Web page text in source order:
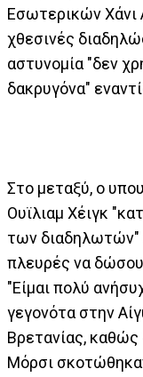
Εσωτερικών Χάνι
χθεσινές
αστυνομία "δεν
δακρυγόνα"
Στο μεταξύ, ο
Ουϊλιαμ Χέιγκ
των διαδηλωτών"
πλευρές να
"Είμαι πολύ
γεγονότα στην
Βρετανίας,
Μόρσι